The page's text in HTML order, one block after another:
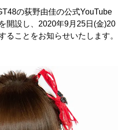
の荻野由佳の公式YouTube
開設し、2020年9月25日(金)20
ることをお知らせいたします。